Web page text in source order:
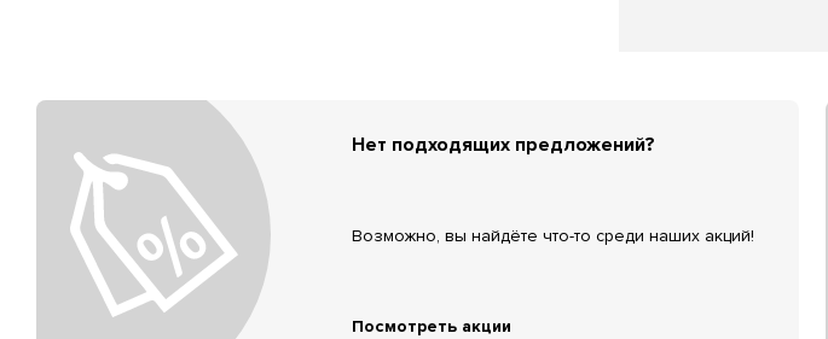
Нет подходящих предложений?
Возможно, вы найдёте что-то среди наших акций!
Посмотреть акции